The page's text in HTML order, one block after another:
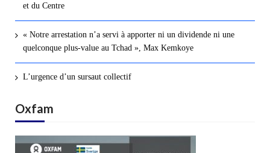
et du Centre
« Notre arrestation n’a servi à apporter ni un dividende ni une
quelconque plus-value au Tchad », Max Kemkoye
L’urgence d’un sursaut collectif
Oxfam